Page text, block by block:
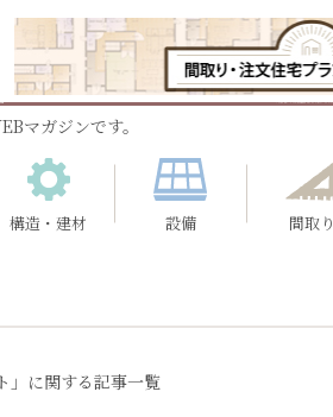
マガジンです。
構造・建材 設備 間取り
」に関する記事一覧